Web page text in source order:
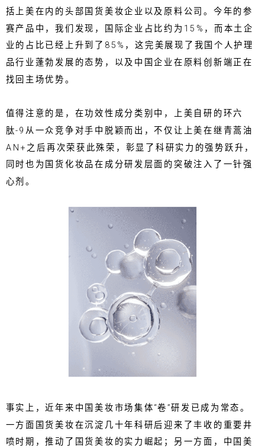
括上美在内的头部国货美妆企业以及原料公司。今年的参
赛产品中，我们发现，国际企业占比约为15%，而本土企
业的占比已经上升到了85%，这完美展现了我国个人护理
品行业蓬勃发展的态势，以及中国企业在原料创新端正在
找回主场优势。
值得注意的是，在功效性成分类别中，上美自研的环六
肽-9从一众竞争对手中脱颖而出，不仅让上美在继青蒿油
AN+之后再次荣获此殊荣，彰显了科研实力的强势跃升，
同时也为国货化妆品在成分研发层面的突破注入了一针强
心剂。
事实上，近年来中国美妆市场集体“卷”研发已成为常态。
一方面国货美妆在沉淀几十年科研后迎来了丰收的重要井
喷时期，推动了国货美妆的实力崛起；另一方面，中国美